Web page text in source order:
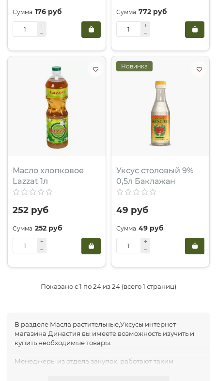
176 руб 772 руб
Масло хлопковое
Lazzat 1л
252 руб
252 руб
Новинка
Уксус столовый 9%
0,5л Баклажан
49 руб
49 руб
Показано с 1 по 24 из 24 (всего 1 страниц)
В разделе Масла растительные,Уксусы интернет-
магазина Династия вы имеете возможность изучить и
купить необходимые товары.
Менеджеры из отдела закупок, работают таким